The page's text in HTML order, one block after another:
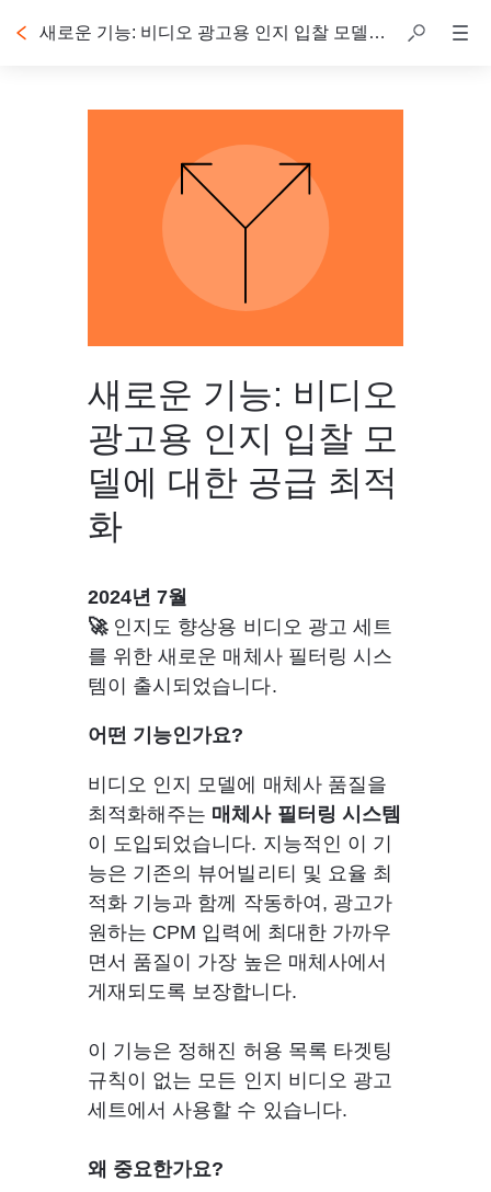
새로운 기능: 비디오 광고용 인지 입찰 모델에 대한 공급 최적화
새로운 기능: 비디오
광고용 인지 입찰 모
델에 대한 공급 최적
화
2024년 7월
🚀 인지도 향상용 비디오 광고 세트
를 위한 새로운 매체사 필터링 시스
템이 출시되었습니다.
어떤 기능인가요?
비디오 인지 모델에 매체사 품질을
최적화해주는 매체사 필터링 시스템
이 도입되었습니다. 지능적인 이 기
능은 기존의 뷰어빌리티 및 요율 최
적화 기능과 함께 작동하여, 광고가
원하는 CPM 입력에 최대한 가까우
면서 품질이 가장 높은 매체사에서
게재되도록 보장합니다.
이 기능은 정해진 허용 목록 타겟팅
규칙이 없는 모든 인지 비디오 광고
세트에서 사용할 수 있습니다.
왜 중요한가요?